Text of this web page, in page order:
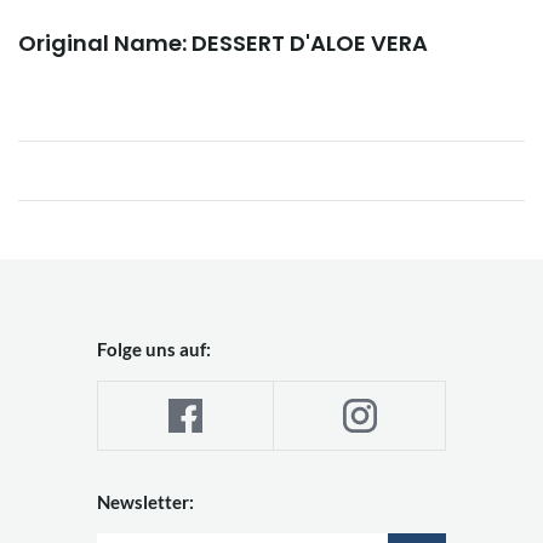
Original Name: DESSERT D'ALOE VERA
Folge uns auf:
Newsletter: